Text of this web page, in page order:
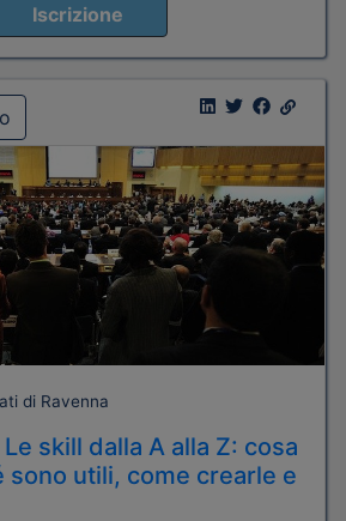
Iscrizione
di Ravenna
Le skill dalla A alla Z: cosa
sono utili, come crearle e